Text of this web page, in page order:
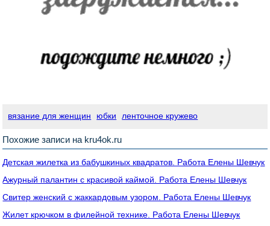
вязание для женщин юбки ленточное кружево
Похожие записи на kru4ok.ru
Детская жилетка из бабушкиных квадратов. Работа Елены Шевчук
Ажурный палантин с красивой каймой. Работа Елены Шевчук
Свитер женский с жаккардовым узором. Работа Елены Шевчук
Жилет крючком в филейной технике. Работа Елены Шевчук